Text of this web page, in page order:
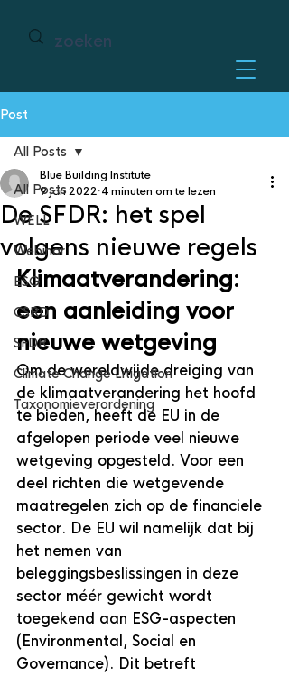
Post
All Posts
WELL
Webinar
ESG
CSRD
SFDR
Climate Change Litigation
Taxonomieverordening
All Posts
De SFDR: het spel
volgens nieuwe regels
Blue Building Institute
9 jan 2022 4 minuten om te lezen
Klimaatverandering:
een aanleiding voor
nieuwe wetgeving
Om de wereldwijde dreiging van
de klimaatverandering het hoofd
te bieden, heeft de EU in de
afgelopen periode veel nieuwe
wetgeving opgesteld. Voor een
deel richten die wetgevende
maatregelen zich op de financiele
sector. De EU wil namelijk dat bij
het nemen van
beleggingsbeslissingen in deze
sector méér gewicht wordt
toegekend aan ESG-aspecten
(Environmental, Social en
Governance). Dit betreft